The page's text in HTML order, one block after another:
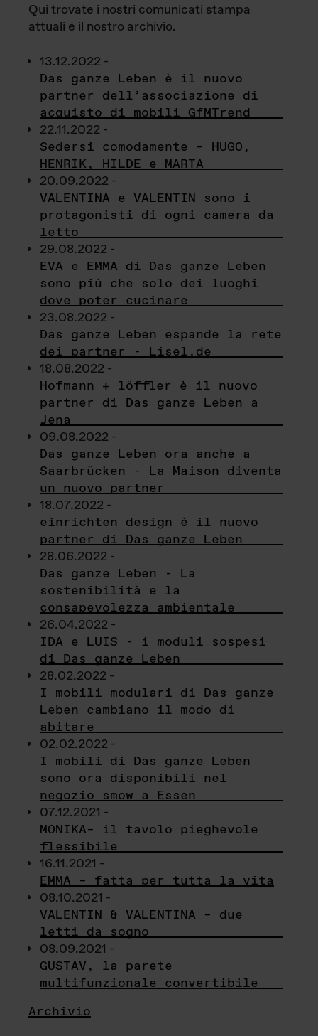
Qui trovate i nostri comunicati stampa
attuali e il nostro archivio.
13.12.2022 -
Das ganze Leben è il nuovo
partner dell’associazione di
acquisto di mobili GfMTrend
22.11.2022 -
Sedersi comodamente – HUGO,
HENRIK, HILDE e MARTA
20.09.2022 -
VALENTINA e VALENTIN sono i
protagonisti di ogni camera da
letto
29.08.2022 -
EVA e EMMA di Das ganze Leben
sono più che solo dei luoghi
dove poter cucinare
23.08.2022 -
Das ganze Leben espande la rete
dei partner - Lisel.de
18.08.2022 -
Hofmann + löffler è il nuovo
partner di Das ganze Leben a
Jena
09.08.2022 -
Das ganze Leben ora anche a
Saarbrücken - La Maison diventa
un nuovo partner
18.07.2022 -
einrichten design è il nuovo
partner di Das ganze Leben
28.06.2022 -
Das ganze Leben - La
sostenibilità e la
consapevolezza ambientale
26.04.2022 -
IDA e LUIS - i moduli sospesi
di Das ganze Leben
28.02.2022 -
I mobili modulari di Das ganze
Leben cambiano il modo di
abitare
02.02.2022 -
I mobili di Das ganze Leben
sono ora disponibili nel
negozio smow a Essen
07.12.2021 -
MONIKA– il tavolo pieghevole
flessibile
16.11.2021 -
EMMA – fatta per tutta la vita
08.10.2021 -
VALENTIN & VALENTINA – due
letti da sogno
08.09.2021 -
GUSTAV, la parete
multifunzionale convertibile
Archivio